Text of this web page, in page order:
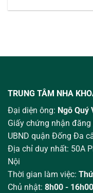
TRUNG TÂM NHA
Đại diện ông: Ngô Quý
Giấy chứng nhận
UBND quận Đống Đa
Địa chỉ duy nhất: 50A
Nội
Thời gian làm việc:
Chủ nhật: 8h00 - 16h00